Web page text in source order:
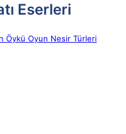
Eserleri
Öykü Oyun Nesir Türleri